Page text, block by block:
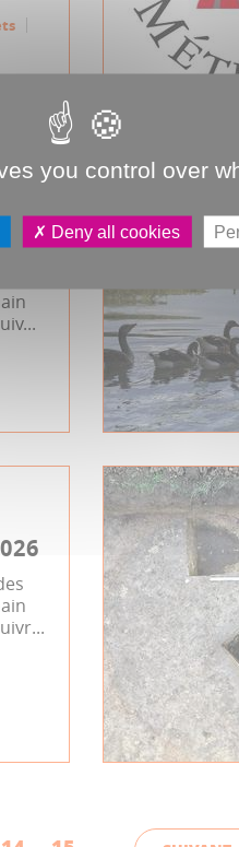
you control over
Deny all cookies